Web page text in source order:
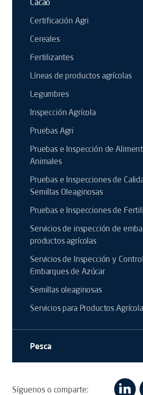
Cacao
Certificación Agri
Cereales
Fertilizantes
Líneas de productos agrícolas
Legumbres
Inspección Agrícola
Pruebas Agri
Pruebas e Inspección de
Animales
Pruebas e Inspecciones de
Semillas Oleaginosas
Pruebas e Inspecciones de
Servicios de inspección de
productos agrícolas
Servicios de Inspección y
Embarques de Azúcar
Semillas oleaginosas
Servicios para Productos
Pesca
Síguenos o comparte: